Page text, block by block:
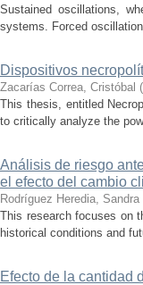
Sustained oscillations,
systems. Forced
Dispositivos
Zacarías Correa, Cristóbal (
This thesis, entitled
to critically analyze the
Análisis de riesgo
el efecto del cambio
Rodríguez Heredia,
This research focuses on
historical conditions and
Efecto de la cantidad